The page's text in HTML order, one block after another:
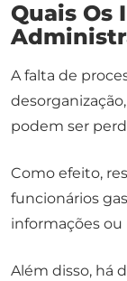
Quais Os
A falta de
podem ser
Como efeito,
funcionários
informações ou
Além disso, há